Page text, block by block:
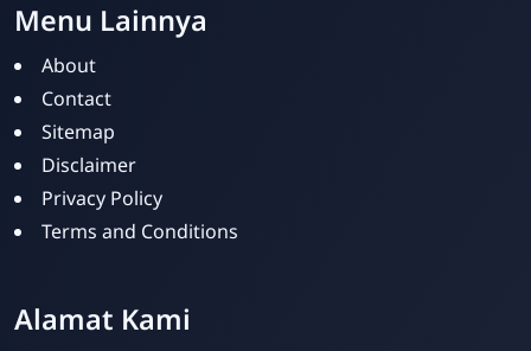
Menu Lainnya
About
Contact
Sitemap
Disclaimer
Privacy Policy
Terms and Conditions
Alamat Kami